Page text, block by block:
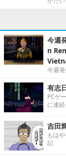
今週
n
今週発
有志
PCゲ
に連続
吉田
もは
記